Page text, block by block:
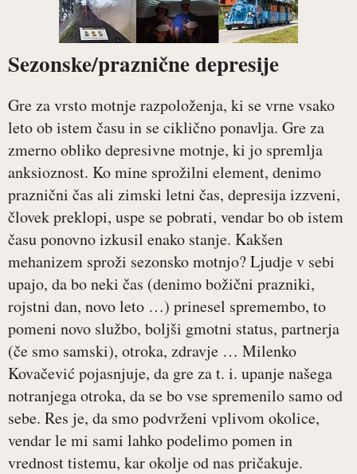
Sezonske/praznične depresije
Gre za vrsto motnje razpoloženja, ki se vrne vsako
leto ob istem času in se ciklično ponavlja. Gre za
zmerno obliko depresivne motnje, ki jo spremlja
anksioznost. Ko mine sprožilni element, denimo
praznični čas ali zimski letni čas, depresija izzveni,
človek preklopi, uspe se pobrati, vendar bo ob istem
času ponovno izkusil enako stanje. Kakšen
mehanizem sproži sezonsko motnjo? Ljudje v sebi
upajo, da bo neki čas (denimo božični prazniki,
rojstni dan, novo leto …) prinesel spremembo, to
pomeni novo službo, boljši gmotni status, partnerja
(če smo samski), otroka, zdravje … Milenko
Kovačević pojasnjuje, da gre za t. i. upanje našega
notranjega otroka, da se bo vse spremenilo samo od
sebe. Res je, da smo podvrženi vplivom okolice,
vendar le mi sami lahko podelimo pomen in
vrednost tistemu, kar okolje od nas pričakuje.